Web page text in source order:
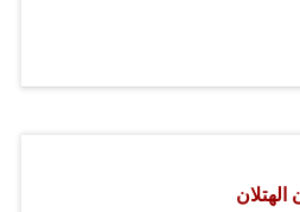
مهمة للاستخبارات الإيرانية
التمرد الحوثي في محافظة
أوج قوتها أثناء ثورة الشباب في